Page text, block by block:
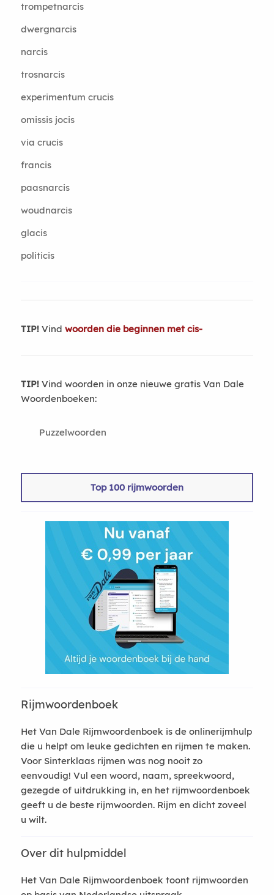
trompetnarcis
dwergnarcis
narcis
trosnarcis
experimentum crucis
omissis jocis
via crucis
francis
paasnarcis
woudnarcis
glacis
politicis
TIP!Vind woorden die beginnen met cis-
TIP!Vind woorden in onze nieuwe gratis Van Dale
Woordenboeken:
Puzzelwoorden
Top 100 rijmwoorden
Rijmwoordenboek
Het Van Dale Rijmwoordenboek is de onlinerijmhulp
die u helpt om leuke gedichten en rijmen te maken.
Voor Sinterklaas rijmen was nog nooit zo
eenvoudig! Vul een woord, naam, spreekwoord,
gezegde of uitdrukking in, en het rijmwoordenboek
geeft u de beste rijmwoorden. Rijm en dicht zoveel
u wilt.
Over dit hulpmiddel
Het Van Dale Rijmwoordenboek toont rijmwoorden